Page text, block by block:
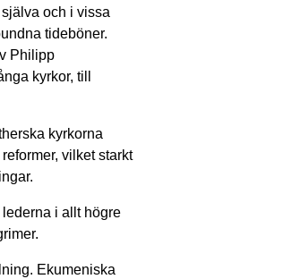
och i vissa
tideböner.
Philipp
kyrkor, till
kyrkorna
vilket starkt
lederna i allt högre
Ekumeniska